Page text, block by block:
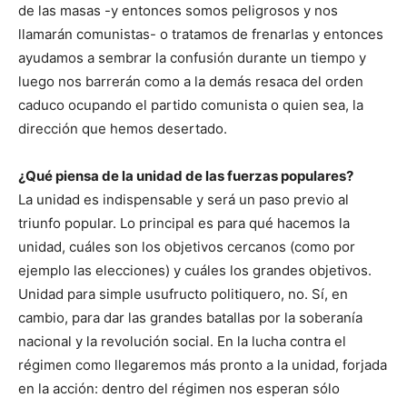
de las masas -y entonces somos peligrosos y nos
llamarán comunistas- o tratamos de frenarlas y entonces
ayudamos a sembrar la confusión durante un tiempo y
luego nos barrerán como a la demás resaca del orden
caduco ocupando el partido comunista o quien sea, la
dirección que hemos desertado.
¿Qué piensa de la unidad de las fuerzas populares?
La unidad es indispensable y será un paso previo al
triunfo popular. Lo principal es para qué hacemos la
unidad, cuáles son los objetivos cercanos (como por
ejemplo las elecciones) y cuáles los grandes objetivos.
Unidad para simple usufructo politiquero, no. Sí, en
cambio, para dar las grandes batallas por la soberanía
nacional y la revolución social. En la lucha contra el
régimen como llegaremos más pronto a la unidad, forjada
en la acción: dentro del régimen nos esperan sólo